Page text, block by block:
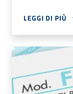
LEGGI DI PIÙ